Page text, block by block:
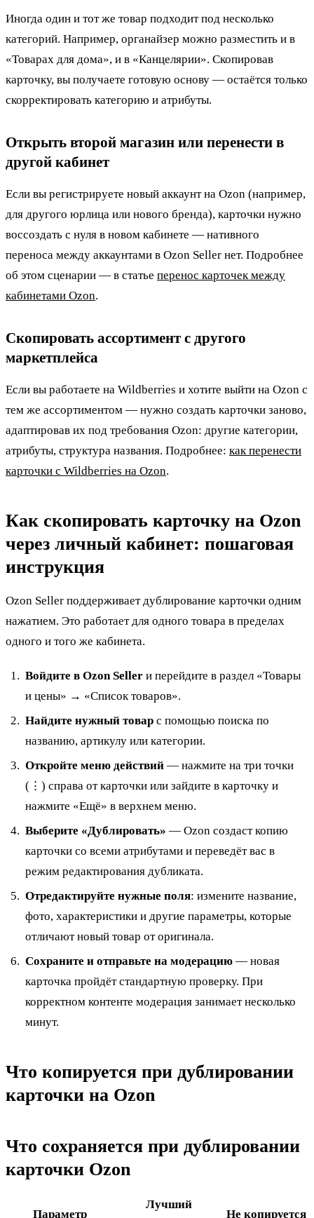
Иногда один и тот же товар подходит под несколько
категорий. Например, органайзер можно разместить и в
«Товарах для дома», и в «Канцелярии». Скопировав
карточку, вы получаете готовую основу — остаётся только
скорректировать категорию и атрибуты.
Открыть второй магазин или перенести в
другой кабинет
Если вы регистрируете новый аккаунт на Ozon (например,
для другого юрлица или нового бренда), карточки нужно
воссоздать с нуля в новом кабинете — нативного
переноса между аккаунтами в Ozon Seller нет. Подробнее
об этом сценарии — в статье перенос карточек между
кабинетами Ozon.
Скопировать ассортимент с другого
маркетплейса
Если вы работаете на Wildberries и хотите выйти на Ozon с
тем же ассортиментом — нужно создать карточки заново,
адаптировав их под требования Ozon: другие категории,
атрибуты, структура названия. Подробнее: как перенести
карточки с Wildberries на Ozon.
Как скопировать карточку на Ozon
через личный кабинет: пошаговая
инструкция
Ozon Seller поддерживает дублирование карточки одним
нажатием. Это работает для одного товара в пределах
одного и того же кабинета.
Войдите в Ozon Seller и перейдите в раздел «Товары
и цены» → «Список товаров».
Найдите нужный товар с помощью поиска по
названию, артикулу или категории.
Откройте меню действий — нажмите на три точки
(⋮) справа от карточки или зайдите в карточку и
нажмите «Ещё» в верхнем меню.
Выберите «Дублировать» — Ozon создаст копию
карточки со всеми атрибутами и переведёт вас в
режим редактирования дубликата.
Отредактируйте нужные поля: измените название,
фото, характеристики и другие параметры, которые
отличают новый товар от оригинала.
Сохраните и отправьте на модерацию — новая
карточка пройдёт стандартную проверку. При
корректном контенте модерация занимает несколько
минут.
Что копируется при дублировании
карточки на Ozon
Что сохраняется при дублировании
карточки Ozon
Параметр
Лучший
Не копируется